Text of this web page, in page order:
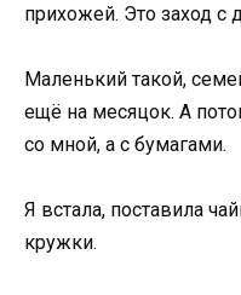
прихожей. Это заход с
Маленький такой,
ещё на месяцок. А
со мной, а с бумагами.
Я встала, поставила
кружки.